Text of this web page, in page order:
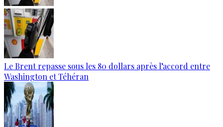
Le Brent repasse sous les 80 dollars après l’accord entre
Washington et Téhéran